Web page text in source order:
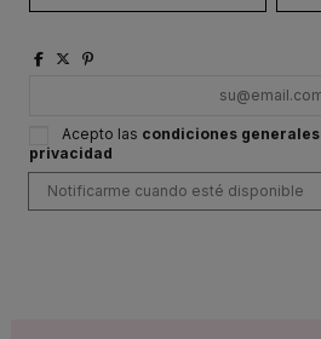
Acepto las condiciones generales
privacidad